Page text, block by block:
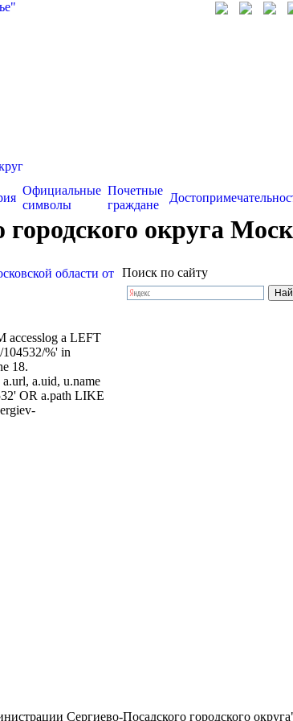
Официальные
символы
Почетные
граждане
округа
области от
accesslog a LEFT
%' in
18.
a.uid, u.name
OR a.path LIKE
Поиск по сайту
Сергиево-Посадского городского